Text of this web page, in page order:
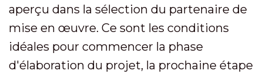
aperçu dans la sélection du partenaire de
mise en œuvre. Ce sont les conditions
idéales pour commencer la phase
d'élaboration du projet, la prochaine étape